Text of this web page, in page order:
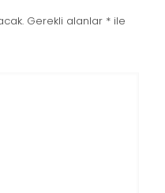
Gerekli alanlar * ile